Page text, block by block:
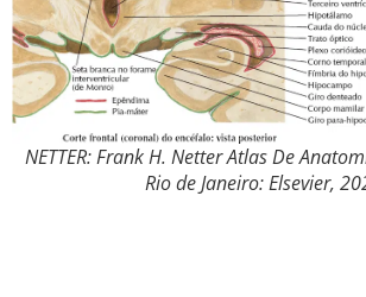
NETTER: Frank H. Netter Atlas De
Rio de Janeiro: Elsevier,